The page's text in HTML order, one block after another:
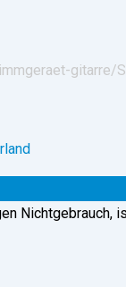
gitarre/
Nichtgebrauch,